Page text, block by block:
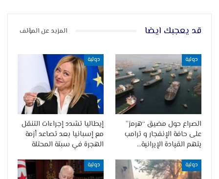
قد يعجبك ايضا المزيد عن المؤلف
دولية
الصراع حول مضيق “هرمز”
على حافة الإنفجار و ترامب
يتهم القيادة الإيرانية…
دولية
إيطاليا تشدد إجراءات التنقل
مع إسبانيا بعد تصاعد أزمة
الهجرة في سبتة المحتلة
دولية دولية